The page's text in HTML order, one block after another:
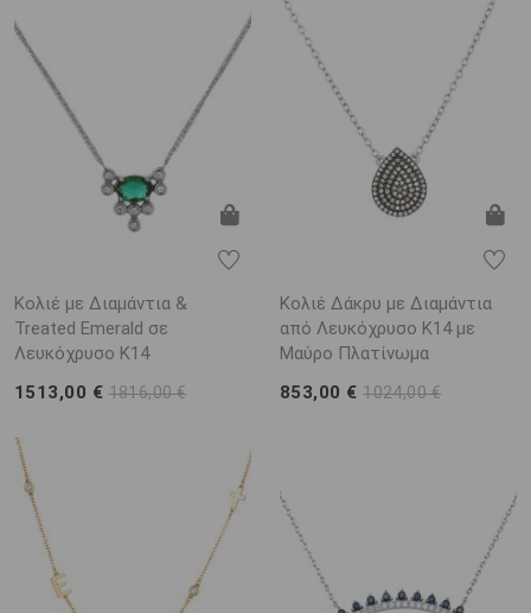
Κολιέ με Διαμάντια &
Treated Emerald σε
Λευκόχρυσο K14
1513,00 € 1816,00 €
Κολιέ Δάκρυ με Διαμάντια
από Λευκόχρυσο K14 με
Μαύρο Πλατίνωμα
853,00 €1024,00 €